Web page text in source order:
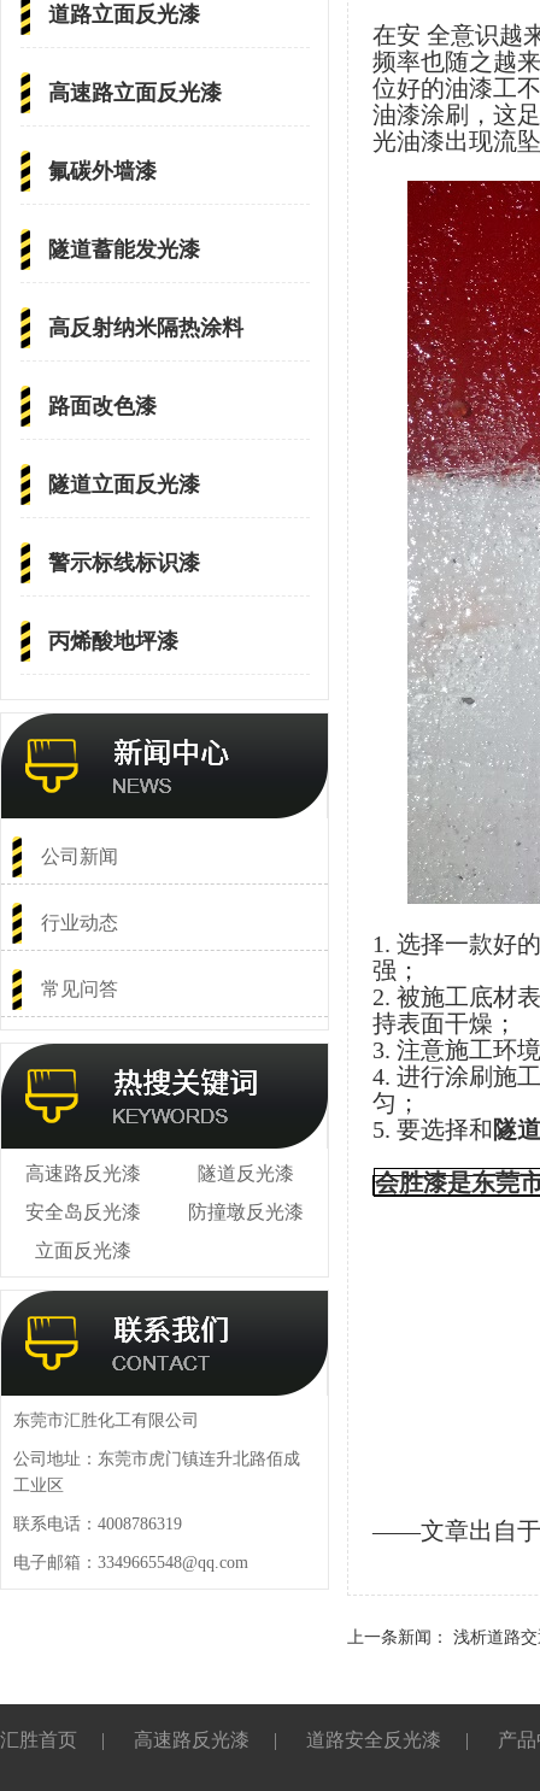
道路立面反光漆
高速路立面反光漆
氟碳外墙漆
隧道蓄能发光漆
高反射纳米隔热涂料
路面改色漆
隧道立面反光漆
警示标线标识漆
丙烯酸地坪漆
公司新闻
行业动态
常见问答
高速路反光漆
隧道反光漆
安全岛反光漆
防撞墩反光漆
立面反光漆
东莞市汇胜化工有限公司
公司地址：东莞市虎门镇连升北路佰成
工业区
联系电话：4008786319
电子邮箱：3349665548@qq.com
在安 全意识越
频率也随之越
位好的油漆工
油漆涂刷，这
光油漆出现流
1. 选择一款好
强；
2. 被施工底材
持表面干燥；
3. 注意施工环
4. 进行涂刷施
匀；
5. 要选择和隧
会胜漆是东莞
——文章出自于
上一条新闻： 浅析道路
汇胜首页 | 高速路反光漆 | 道路安全反光漆 | 产